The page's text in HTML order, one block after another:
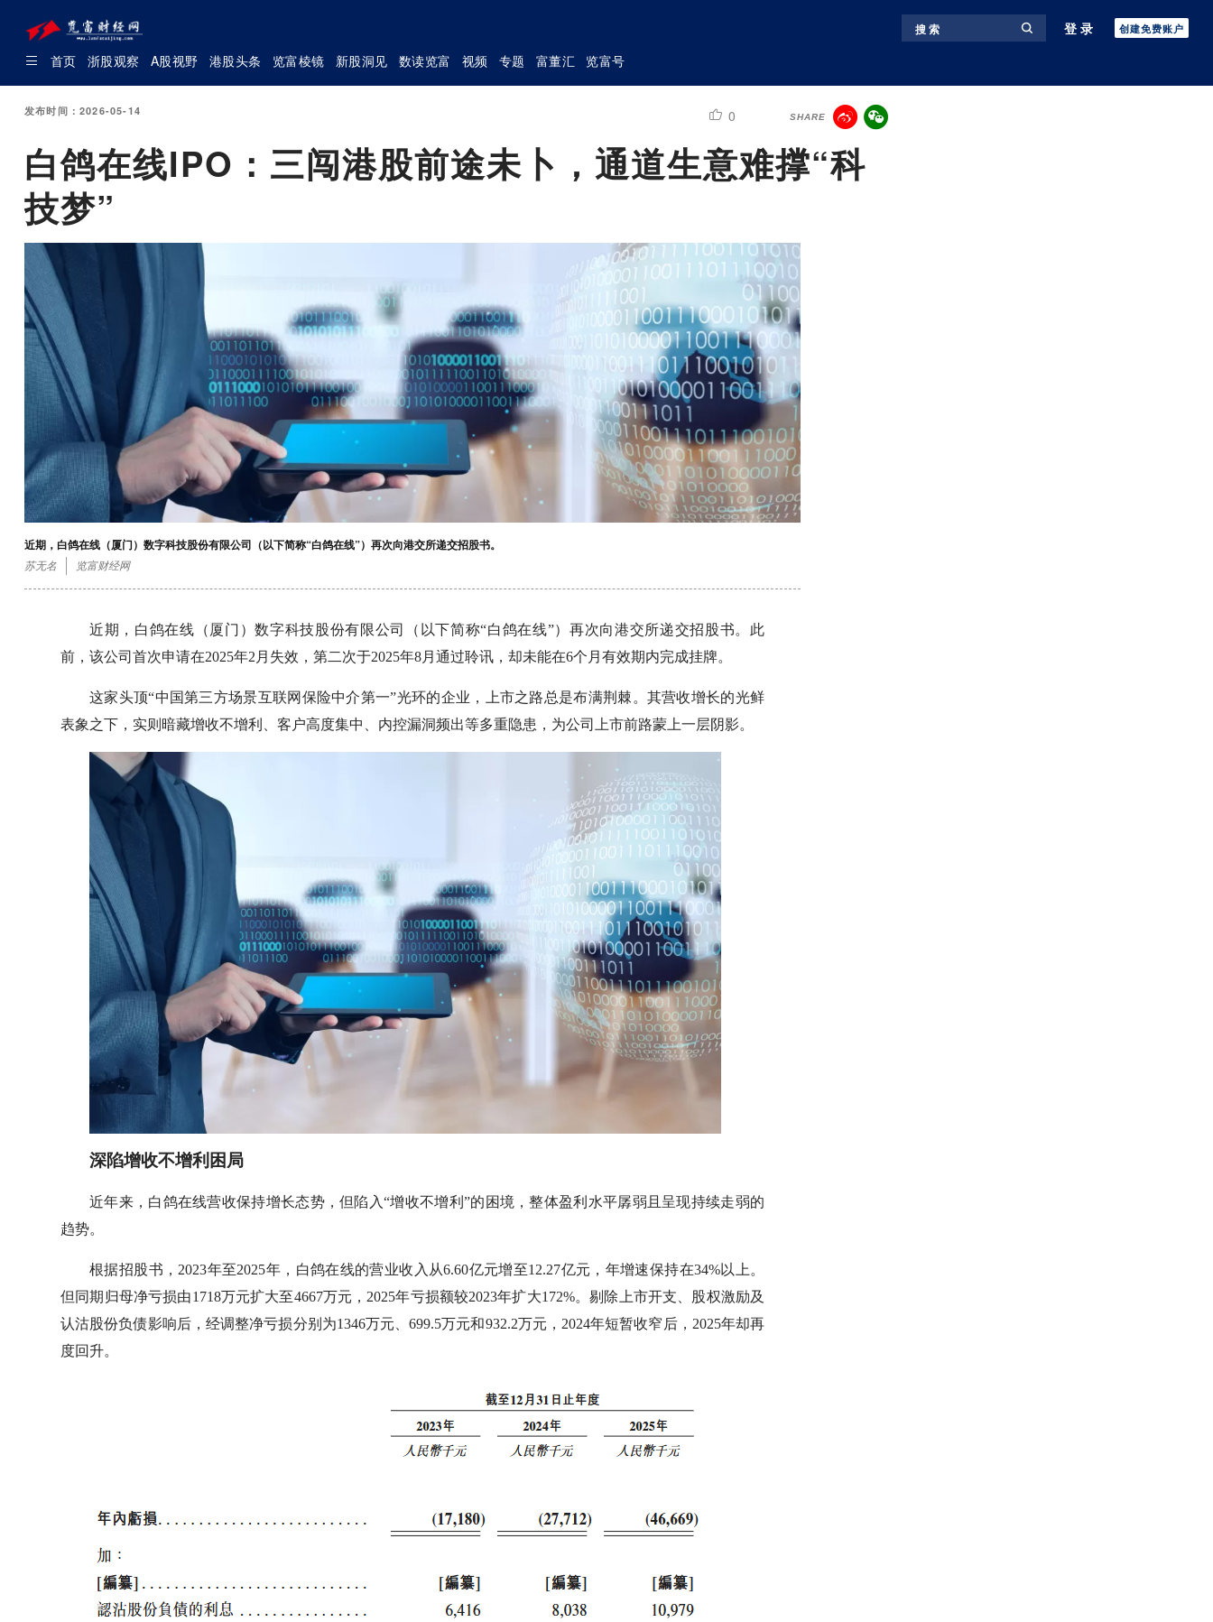
搜 索 登录 创建免费账户
首页 浙股观察 A股视野 港股头条 览富棱镜 新股洞见 数读览富 视频 专题 富董汇 览富号
发布时间：2026-05-14 0 SHARE
白鸽在线IPO：三闯港股前途未卜，通道生意难撑“科
技梦”
近期，白鸽在线（厦门）数字科技股份有限公司（以下简称“白鸽在线”）再次向港交所递交招股书。
苏无名 览富财经网
近期，白鸽在线（厦门）数字科技股份有限公司（以下简称“白鸽在线”）再次向港交所递交招股书。此
前，该公司首次申请在2025年2月失效，第二次于2025年8月通过聆讯，却未能在6个月有效期内完成挂牌。
这家头顶“中国第三方场景互联网保险中介第一”光环的企业，上市之路总是布满荆棘。其营收增长的光鲜
表象之下，实则暗藏增收不增利、客户高度集中、内控漏洞频出等多重隐患，为公司上市前路蒙上一层阴影。
深陷增收不增利困局
近年来，白鸽在线营收保持增长态势，但陷入“增收不增利”的困境，整体盈利水平孱弱且呈现持续走弱的
趋势。
根据招股书，2023年至2025年，白鸽在线的营业收入从6.60亿元增至12.27亿元，年增速保持在34%以上。
但同期归母净亏损由1718万元扩大至4667万元，2025年亏损额较2023年扩大172%。剔除上市开支、股权激励及
认沽股份负债影响后，经调整净亏损分别为1346万元、699.5万元和932.2万元，2024年短暂收窄后，2025年却再
度回升。